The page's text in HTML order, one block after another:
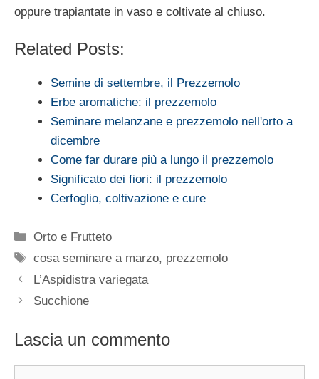
oppure trapiantate in vaso e coltivate al chiuso.
Related Posts:
Semine di settembre, il Prezzemolo
Erbe aromatiche: il prezzemolo
Seminare melanzane e prezzemolo nell'orto a
dicembre
Come far durare più a lungo il prezzemolo
Significato dei fiori: il prezzemolo
Cerfoglio, coltivazione e cure
Categorie
Orto e Frutteto
Tag
cosa seminare a marzo, prezzemolo
L’Aspidistra variegata
Succhione
Lascia un commento